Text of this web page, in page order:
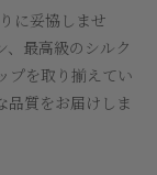
に妥協しませ
、最高級のシルク
プを取り揃えてい
品質をお届けしま